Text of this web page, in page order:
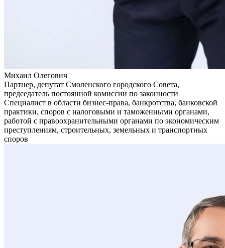
Михаил Олегович
Партнер, депутат Смоленского городского Совета,
председатель постоянной комиссии по законности
Специалист в области бизнес-права, банкротства, банковской
практики, споров с налоговыми и таможенными органами,
работой с правоохранительными органами по экономическим
преступлениям, строительных, земельных и транспортных
споров